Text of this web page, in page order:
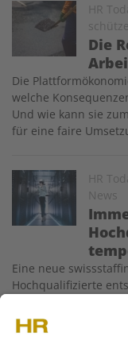
HR
Die
Image
Die
welche
Und wie kann sie
für eine faire
HR
News
Image
Eine neue
Hochqualifizierte
und soziale
projektbezogen